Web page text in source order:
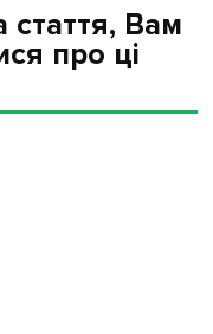
стаття, Вам
про ці